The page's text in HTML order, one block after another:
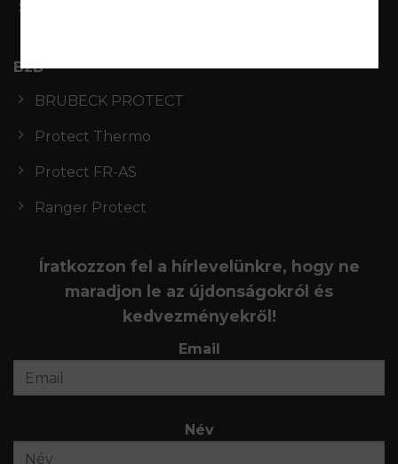
B2B
BRUBECK PROTECT
Protect Thermo
Protect FR-AS
Ranger Protect
Íratkozzon fel a hírlevelünkre, hogy ne
maradjon le az újdonságokról és
kedvezményekről!
Email
Név